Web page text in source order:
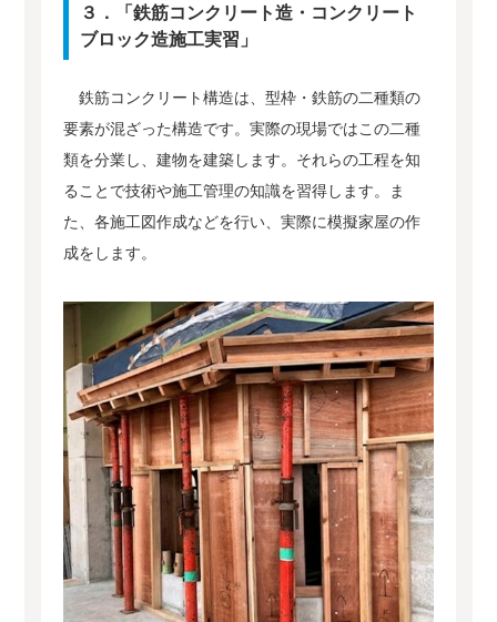
３．「鉄筋コンクリート造・コンクリート
ブロック造施工実習」
鉄筋コンクリート構造は、型枠・鉄筋の二種類の
要素が混ざった構造です。実際の現場ではこの二種
類を分業し、建物を建築します。それらの工程を知
ることで技術や施工管理の知識を習得します。ま
た、各施工図作成などを行い、実際に模擬家屋の作
成をします。